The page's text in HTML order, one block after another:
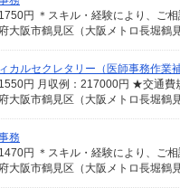
円 ＊スキル・経験により、ご
大阪市鶴見区（大阪メトロ長堀鶴
カルセクレタリー（医師事務作業
円 月収例：217000円 ★交通費
大阪市鶴見区（大阪メトロ長堀鶴
務
円 ＊スキル・経験により、ご
大阪市鶴見区（大阪メトロ長堀鶴